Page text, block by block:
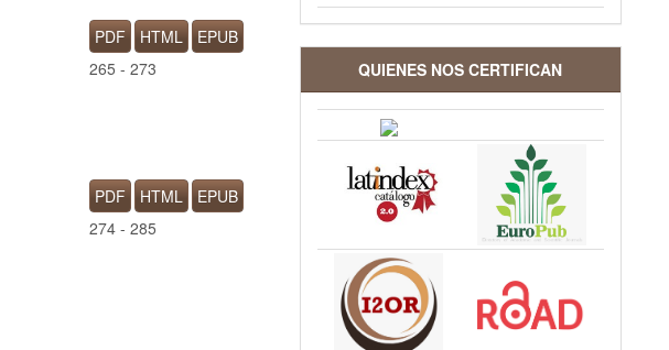
PDF HTML
EPUB
265 - 273
PDF HTML
EPUB
274 - 285
QUIENES NOS CERTIFICAN